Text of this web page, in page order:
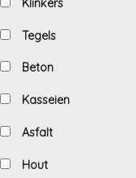
Klinkers
Tegels
Beton
Kasseien
Asfalt
Hout